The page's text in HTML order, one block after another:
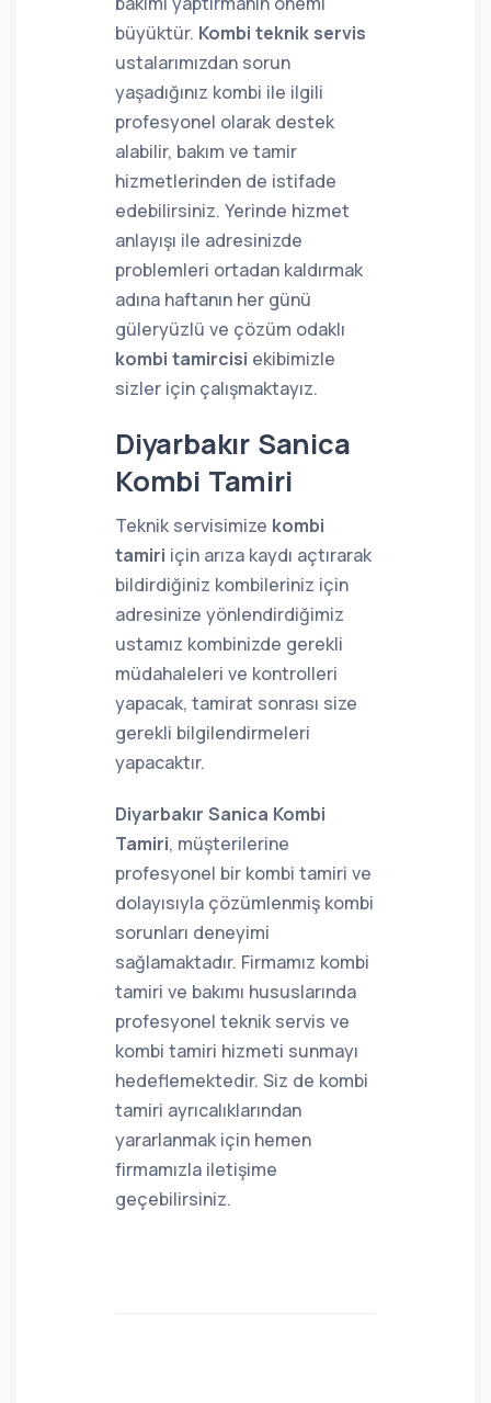
büyüktür. Kombi teknik servis
ustalarımızdan sorun
yaşadığınız kombi ile ilgili
profesyonel olarak destek
alabilir, bakım ve tamir
hizmetlerinden de istifade
edebilirsiniz. Yerinde hizmet
anlayışı ile adresinizde
problemleri ortadan kaldırmak
adına haftanın her günü
güleryüzlü ve çözüm odaklı
kombi tamircisi ekibimizle
sizler için çalışmaktayız.
Diyarbakır Sanica
Kombi Tamiri
Teknik servisimize kombi
tamiri için arıza kaydı açtırarak
bildirdiğiniz kombileriniz için
adresinize yönlendirdiğimiz
ustamız kombinizde gerekli
müdahaleleri ve kontrolleri
yapacak, tamirat sonrası size
gerekli bilgilendirmeleri
yapacaktır.
Diyarbakır Sanica Kombi
Tamiri, müşterilerine
profesyonel bir kombi tamiri ve
dolayısıyla çözümlenmiş kombi
sorunları deneyimi
sağlamaktadır. Firmamız kombi
tamiri ve bakımı hususlarında
profesyonel teknik servis ve
kombi tamiri hizmeti sunmayı
hedeflemektedir. Siz de kombi
tamiri ayrıcalıklarından
yararlanmak için hemen
firmamızla iletişime
geçebilirsiniz.